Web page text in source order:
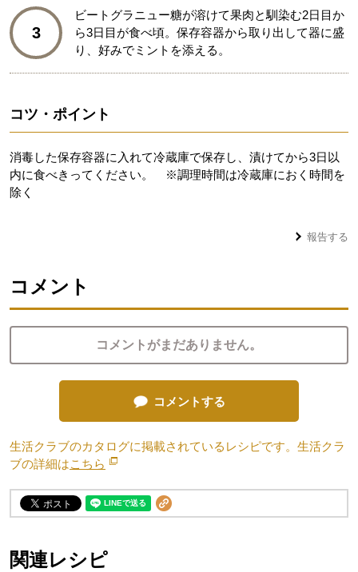
3
ビートグラニュー糖が溶けて果肉と馴染む2日目か
ら3日目が食べ頃。保存容器から取り出して器に盛
り、好みでミントを添える。
コツ・ポイント
消毒した保存容器に入れて冷蔵庫で保存し、漬けてから3日以
内に食べきってください。 ※調理時間は冷蔵庫におく時間を
除く
報告する
コメント
コメントがまだありません。
コメントする
生活クラブのカタログに掲載されているレシピです。生活クラ
ブの詳細はこちら 別のウィンドウで開きます。
関連レシピ